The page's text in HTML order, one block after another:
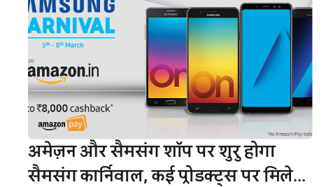
अमेज़न और सैमसंग शॉप पर शुरु होगा
सैमसंग कार्निवाल, कई प्रोडक्ट्स पर मिलेगा